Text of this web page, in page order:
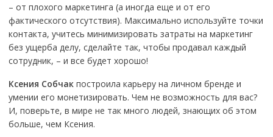
– от плохого маркетинга (а иногда еще и от его
фактического отсутствия). Максимально используйте точки
контакта, учитесь минимизировать затраты на маркетинг
без ущерба делу, сделайте так, чтобы продавал каждый
сотрудник, – и все будет хорошо!
Ксения Собчакпостроила карьеру на личном бренде и
умении его монетизировать. Чем не возможность для вас?
И, поверьте, в мире не так много людей, знающих об этом
больше, чем Ксения.